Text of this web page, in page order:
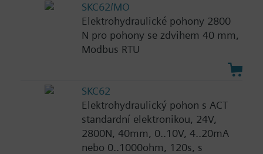
SKC62/MO
Elektrohydraulické pohony 2800
N pro pohony se zdvihem 40 mm,
Modbus RTU
SKC62
Elektrohydraulický pohon s ACT
standardní elektronikou, 24V,
2800N, 40mm, 0..10V, 4..20mA
nebo 0..1000ohm, 120s, s